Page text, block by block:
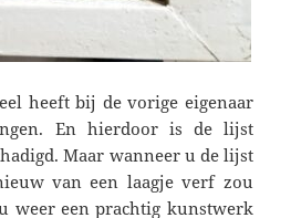
heeft bij de vorige eigenaar
En hierdoor is de lijst
Maar wanneer u de lijst
van een laagje verf zou
weer een prachtig kunstwerk